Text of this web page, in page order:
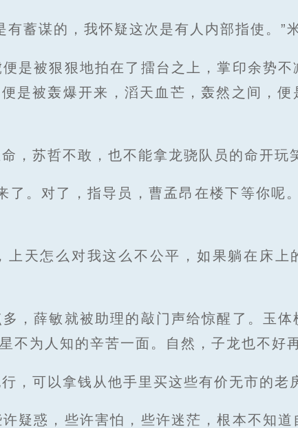
蓄谋的，我怀疑这次是有人内部指使。”
是被狠狠地拍在了擂台之上，掌印余势不
是被轰爆开来，滔天血芒，轰然之间，便
，苏哲不敢，也不能拿龙骁队员的命开玩
了。对了，指导员，曹孟昂在楼下等你呢
上天怎么对我这么不公平，如果躺在床上
，薛敏就被助理的敲门声给惊醒了。玉体
不为人知的辛苦一面。自然，子龙也不好
，可以拿钱从他手里买这些有价无市的老
疑惑，些许害怕，些许迷茫，根本不知道